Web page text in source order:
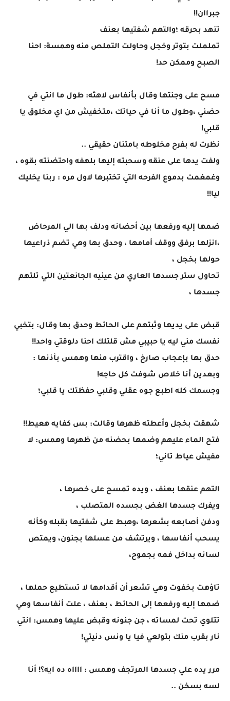
جبراان!!
تنهد بحرقه ؛والتهم شفتيها بعنف
تململت بتوتر وخجل وحاولت التملص منه وهمسة: احنا
الصبح وممكن حد!
مسح على وجنتها وقال بأنفاس لاهثه: طول ما انتي في
حضني ،وطول ما أنا في حياتك ،متخفيش من اي مخلوق يا
قلبي!
نظرت له بفرح مخلوطه بامتنان حقيقي ..
ولفت يدها على عنقه وسحبته إليها بلهفه واحتضنته بقوه ،
وغمغمت بدموع الفرحه التي تختبرها لاول مره : ربنا يخليك
ليا!!
ضمها إليه ورفعها بين أحضانه ودلف بها الي المرحاض
،انزلها برفق ووقف أمامها ، وحدق بها وهي تضم ذراعيها
حولها بخجل ،
تحاول ستر جسدها العاري من عينيه الجائعتين التي تلتهم
جسدها ،
قبض على يديها وثبتهم على الحائط وحدق بها وقال: بتخبي
نفسك مني ليه يا حبيبي مش قلتلك احنا دلوقتي واحد!!
حدق بها بإعجاب صارخ ، واقترب منها وهمس بأذنها :
وبعدين أنا خلاص شوفت كل حاجه!
وجسمك كله اطبع جوه عقلي وقلبي حفظتك يا قلبي؛
شهقت بخجل وأعطته ظهرها وقالت: بس كفايه هعيط!!
فتح الماء عليهم وضمها بحضنه من ظهرها وهمس: لا
مفيش عياط تاني؛
التهم عنقها بعنف ، ويده تمسح على خصرها ،
ويفرك جسدها الغض بجسده المتصلب ،
ودفن أصابعه بشعرها ،وهبط على شفتيها بقبله وكأنه
يسحب أنفاسها ، ويرتشف من عسلها بجنون، ويمتص
لسانه بداخل فمه بجموح،
تاؤهت بخفوت وهي تشعر أن أقدامها لا تستطيع حملها ،
ضمها إليه ورفعها إلى الحائط ، بعنف ، علت أنفاسها وهي
تتلوي تحت لمساته ، جن جنونه وقبض عليها وهمس: انتي
نار بقرب منك بتولعي فيا يا ونس دنيتي!
مرر يده علي جسدها المرتجف وهمس : ااااه ده ايه؟! أنا
لسه بسخن ..